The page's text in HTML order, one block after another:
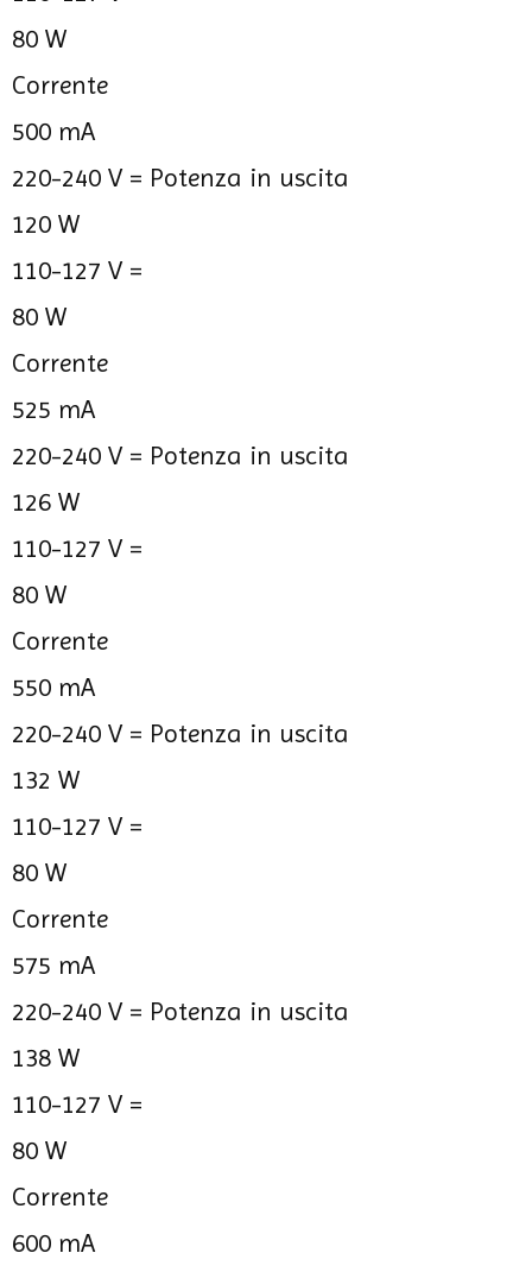
80 W
Corrente
500 mA
220-240 V = Potenza in uscita
120 W
110-127 V =
80 W
Corrente
525 mA
220-240 V = Potenza in uscita
126 W
110-127 V =
80 W
Corrente
550 mA
220-240 V = Potenza in uscita
132 W
110-127 V =
80 W
Corrente
575 mA
220-240 V = Potenza in uscita
138 W
110-127 V =
80 W
Corrente
600 mA